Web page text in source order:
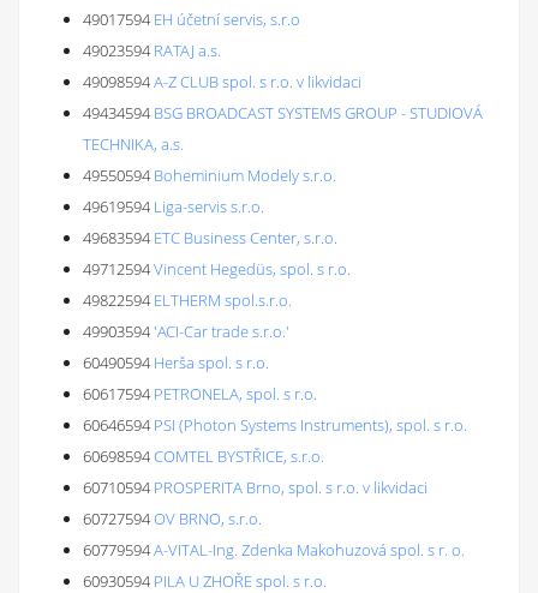
49017594 EH účetní servis, s.r.o
49023594 RATAJ a.s.
49098594A-Z CLUB spol. s r.o. v likvidaci
49434594 BSG BROADCAST SYSTEMS GROUP - STUDIOVÁ
TECHNIKA, a.s.
49550594 Boheminium Modely s.r.o.
49619594 Liga-servis s.r.o.
49683594 ETC Business Center, s.r.o.
49712594Vincent Hegedüs, spol. s r.o.
49822594 ELTHERM spol.s.r.o.
49903594'ACI-Car trade s.r.o.'
60490594 Herša spol. s r.o.
60617594 PETRONELA, spol. s r.o.
60646594 PSI (Photon Systems Instruments), spol. s r.o.
60698594COMTEL BYSTŘICE, s.r.o.
60710594 PROSPERITA Brno, spol. s r.o. v likvidaci
60727594OV BRNO, s.r.o.
60779594A-VITAL-Ing. Zdenka Makohuzová spol. s r. o.
60930594 PILA U ZHOŘE spol. s r.o.